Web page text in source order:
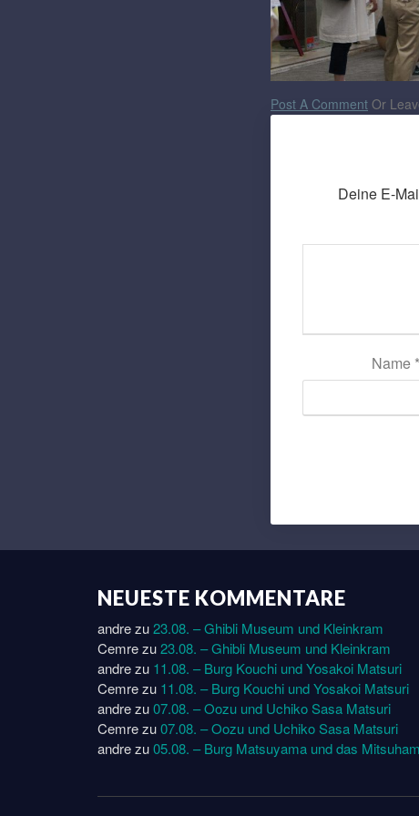
Post A Comment Or
Deine E-
Name *
NEUESTE KOMMENTARE
andrezu23.08. – Ghibli Museum und Kleinkram
Cemrezu23.08. – Ghibli Museum und Kleinkram
andrezu 11.08. – Burg Kouchi und Yosakoi Matsuri
Cemrezu 11.08. – Burg Kouchi und Yosakoi Matsuri
andrezu07.08. – Oozu und Uchiko Sasa Matsuri
Cemrezu07.08. – Oozu und Uchiko Sasa Matsuri
andrezu05.08. – Burg Matsuyama und das